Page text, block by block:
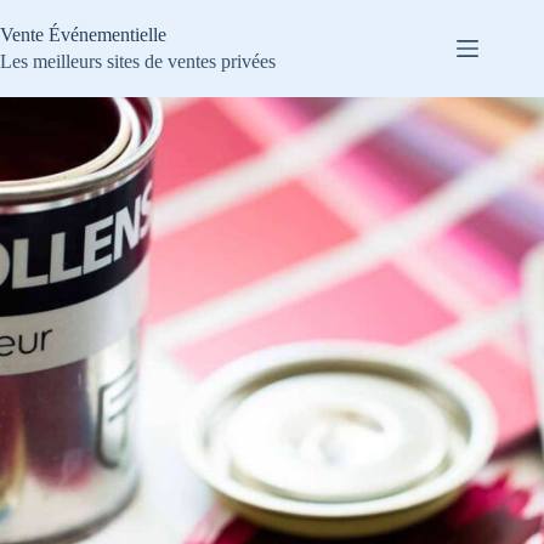
au
contenu
Vente Événementielle
Les meilleurs sites de ventes privées